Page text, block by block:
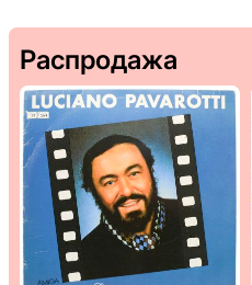
Распродажа